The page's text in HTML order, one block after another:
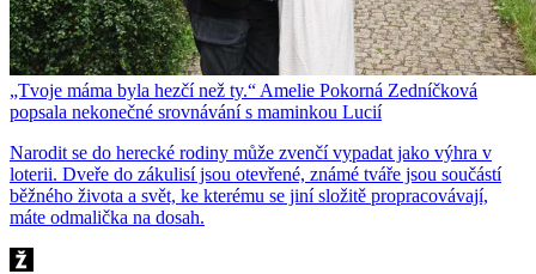
„Tvoje máma byla hezčí než ty.“ Amelie Pokorná Zedníčková
popsala nekonečné srovnávání s maminkou Lucií
Narodit se do herecké rodiny může zvenčí vypadat jako výhra v
loterii. Dveře do zákulisí jsou otevřené, známé tváře jsou součástí
běžného života a svět, ke kterému se jiní složitě propracovávají,
máte odmalička na dosah.